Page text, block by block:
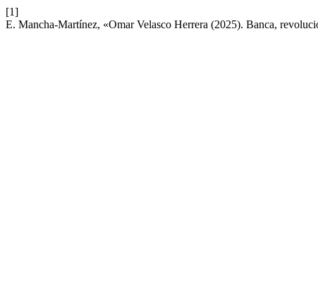
[1]
E. Mancha-Martínez, «Omar Velasco Herrera (2025). Banca,